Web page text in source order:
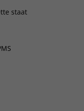
staat